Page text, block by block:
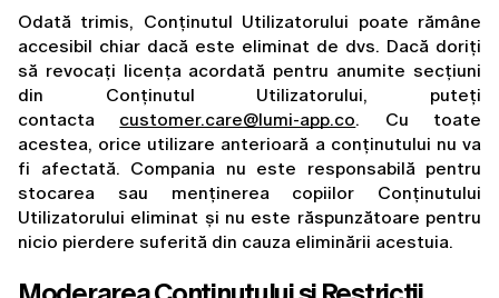
Odată trimis, Conținutul Utilizatorului poate rămâne
accesibil chiar dacă este eliminat de dvs. Dacă doriți
să revocați licența acordată pentru anumite secțiuni
din Conținutul Utilizatorului, puteți
contacta customer.care@lumi-app.co. Cu toate
acestea, orice utilizare anterioară a conținutului nu va
fi afectată. Compania nu este responsabilă pentru
stocarea sau menținerea copiilor Conținutului
Utilizatorului eliminat și nu este răspunzătoare pentru
nicio pierdere suferită din cauza eliminării acestuia.